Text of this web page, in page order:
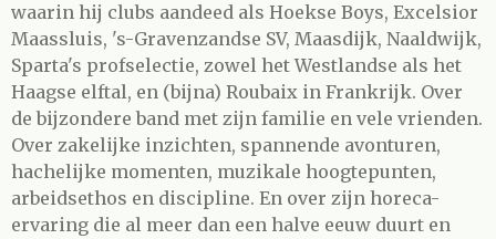
waarin hij clubs aandeed als Hoekse Boys, Excelsior
Maassluis, 's-Gravenzandse SV, Maasdijk, Naaldwijk,
Sparta's profselectie, zowel het Westlandse als het
Haagse elftal, en (bijna) Roubaix in Frankrijk. Over
de bijzondere band met zijn familie en vele vrienden.
Over zakelijke inzichten, spannende avonturen,
hachelijke momenten, muzikale hoogtepunten,
arbeidsethos en discipline. En over zijn horeca-
ervaring die al meer dan een halve eeuw duurt en